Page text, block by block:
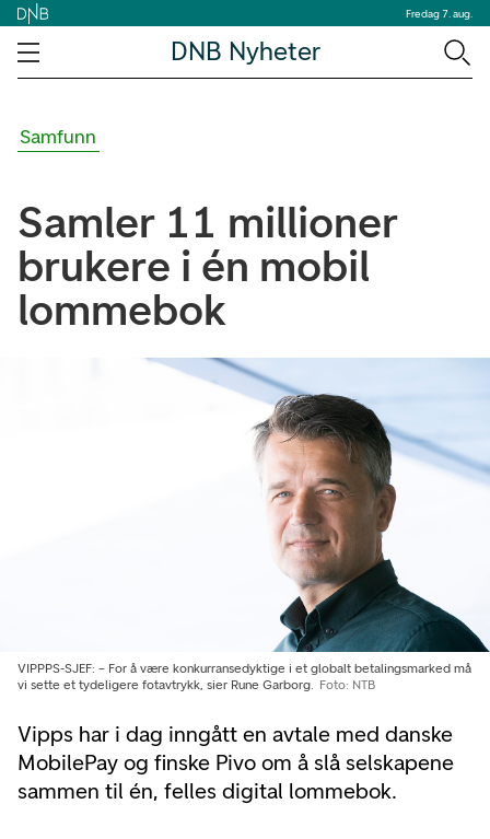
Fredag 7. aug.
DNB Nyheter
Samfunn
Samler 11 millioner
brukere i én mobil
lommebok
Vipps har i dag inngått en avtale med danske
MobilePay og finske Pivo om å slå selskapene
sammen til én, felles digital lommebok.
VIPPPS-SJEF: – For å være konkurransedyktige i et globalt betalingsmarked må
vi sette et tydeligere fotavtrykk, sier Rune Garborg.
Foto: NTB